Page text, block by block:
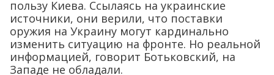
пользу Киева. Ссылаясь на украинские
источники, они верили, что поставки
оружия на Украину могут кардинально
изменить ситуацию на фронте. Но реальной
информацией, говорит Ботьковский, на
Западе не обладали.